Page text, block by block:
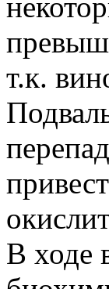
т.к.
В ходе